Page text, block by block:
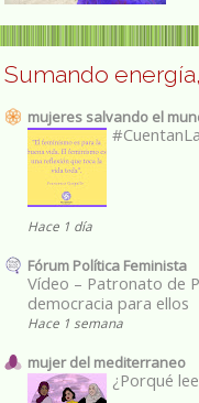
Sumando
mujeres salvando el
Hace 1 día
Fórum Política Feminista
Vídeo – Patronato de
democracia para ellos
Hace 1 semana
mujer del mediterraneo
¿Porqué